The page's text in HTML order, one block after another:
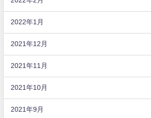
2022年1月
2021年12月
2021年11月
2021年10月
2021年9月